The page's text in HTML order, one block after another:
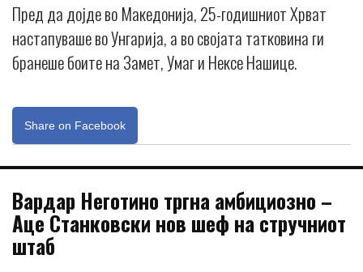
Пред да дојде во Македонија, 25-годишниот Хрват
настапуваше во Унгарија, а во својата татковина ги
бранеше боите на Замет, Умаг и Нексе Нашице.
Share on Facebook
Вардар Неготино тргна амбициозно –
Аце Станковски нов шеф на стручниот
штаб